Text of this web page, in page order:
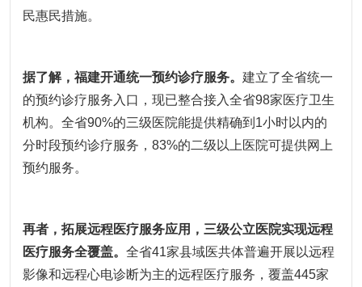
民惠民措施。
据了解，福建开通统一预约诊疗服务。 建立了全省统一
的预约诊疗服务入口，现已整合接入全省98家医疗卫生
机构。全省90%的三级医院能提供精确到1小时以内的
分时段预约诊疗服务，83%的二级以上医院可提供网上
预约服务。
再者，拓展远程医疗服务应用，三级公立医院实现远程
医疗服务全覆盖。 全省41家县域医共体普遍开展以远程
影像和远程心电诊断为主的远程医疗服务，覆盖445家